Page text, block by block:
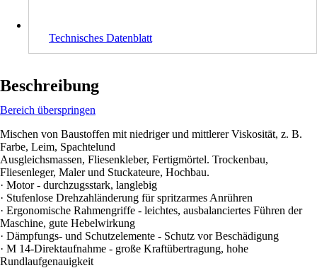
Technisches Datenblatt
Beschreibung
Bereich überspringen
Mischen von Baustoffen mit niedriger und mittlerer Viskosität, z. B.
Farbe, Leim, Spachtelund
Ausgleichsmassen, Fliesenkleber, Fertigmörtel. Trockenbau,
Fliesenleger, Maler und Stuckateure, Hochbau.
· Motor - durchzugsstark, langlebig
· Stufenlose Drehzahländerung für spritzarmes Anrühren
· Ergonomische Rahmengriffe - leichtes, ausbalanciertes Führen der
Maschine, gute Hebelwirkung
· Dämpfungs- und Schutzelemente - Schutz vor Beschädigung
· M 14-Direktaufnahme - große Kraftübertragung, hohe
Rundlaufgenauigkeit